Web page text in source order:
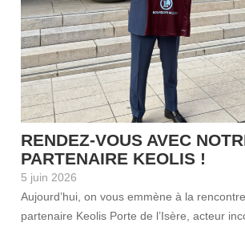
RENDEZ-VOUS AVEC
PARTENAIRE KEOLIS !
5 juin 2026
Aujourd’hui, on vous emmène à la
partenaire Keolis Porte de l’Isère, acteur